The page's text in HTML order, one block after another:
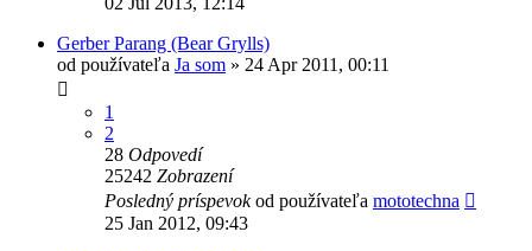
Gerber Parang (Bear Grylls)
od používateľa Ja som » 24 Apr 2011, 00:11
1
2
28 Odpovedí
25242 Zobrazení
Posledný príspevokod používateľa mototechna
25 Jan 2012, 09:43